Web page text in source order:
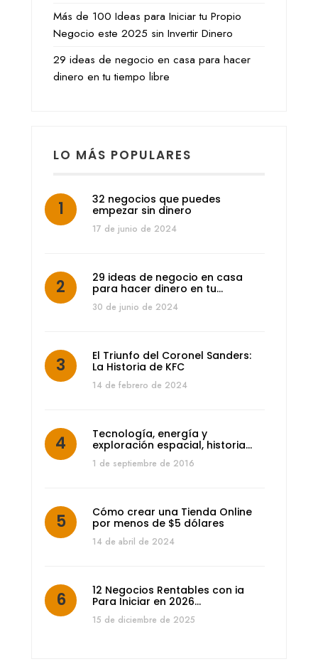
Más de 100 Ideas para Iniciar tu Propio
Negocio este 2025 sin Invertir Dinero
29 ideas de negocio en casa para hacer
dinero en tu tiempo libre
LO MÁS POPULARES
32 negocios que puedes
empezar sin dinero
17 de junio de 2024
29 ideas de negocio en casa
para hacer dinero en tu…
30 de junio de 2024
El Triunfo del Coronel Sanders:
La Historia de KFC
14 de febrero de 2024
Tecnología, energía y
exploración espacial, historia…
1 de septiembre de 2016
Cómo crear una Tienda Online
por menos de $5 dólares
14 de abril de 2024
12 Negocios Rentables con ia
Para Iniciar en 2026…
15 de diciembre de 2025